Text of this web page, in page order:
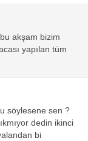
akşam bizim
yapılan tüm
söylesene sen ?
dedin ikinci
bi